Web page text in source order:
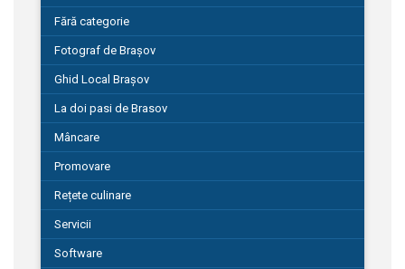
Fără categorie
Fotograf de Brașov
Ghid Local Brașov
La doi pasi de Brasov
Mâncare
Promovare
Rețete culinare
Servicii
Software